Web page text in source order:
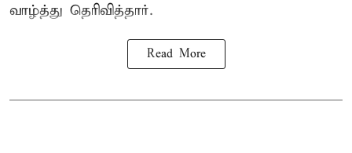
வாழ்த்து தெரிவித்தார்.
Read More